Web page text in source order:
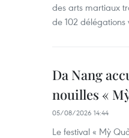
des arts martiaux
de 102 délégations
Da Nang
nouilles «
05/08/2026 14:44
Le festival « Mỳ